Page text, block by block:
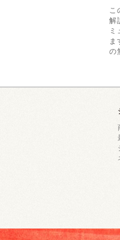
こ
解
ミ
ま
の